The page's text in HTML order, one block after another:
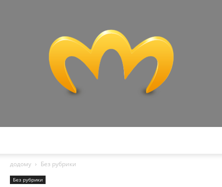
додому
Без рубрики
Без рубрики